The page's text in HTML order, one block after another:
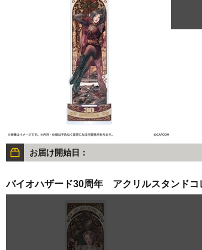
お届け開始日：
バイオハザード30周年 アクリルスタンド